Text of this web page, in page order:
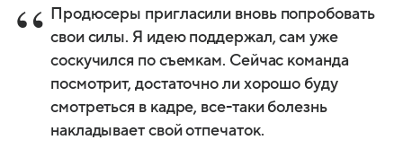
Продюсеры пригласили вновь попробовать
свои силы. Я идею поддержал, сам уже
соскучился по съемкам. Сейчас команда
посмотрит, достаточно ли хорошо буду
смотреться в кадре, все-таки болезнь
накладывает свой отпечаток.